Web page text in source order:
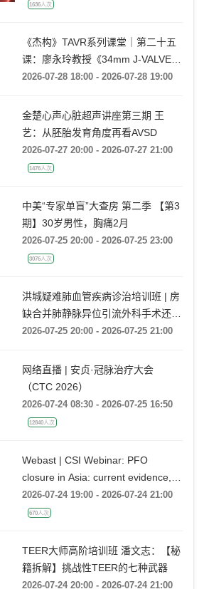
1636人次
《杰构》TAVR系列课堂｜第二十五
课：廖永玲教授《34mm J-VALVE
TF 治疗超大瓣环AR的实战经验》
2026-07-28 18:00 - 2026-07-28 19:00
金楚心声心脏超声讲座第三期 王
艺：从胚胎发育角度再看AVSD
2026-07-27 20:00 - 2026-07-27 21:00
1476人次
中美“专家单盲”大查房 第二季 【第3
期】30岁男性，胸痛2月
2026-07-25 20:00 - 2026-07-25 23:00
3076人次
洪城疑难肺血管疾病诊治培训班 | 房
缺合并肺静脉异位引流外科手术还是
药物保守治疗?
2026-07-25 20:00 - 2026-07-25 21:00
网络直播 | 安贞·冠脉治疗大会
（CTC 2026）
2026-07-24 08:30 - 2026-07-25 16:50
12840人次
Webast | CSI Webinar: PFO
closure in Asia: current evidence,
emerging indications and future
directions
2026-07-24 19:00 - 2026-07-24 21:00
670人次
TEER大师高阶培训班 潘文志：【秘
籍拆解】挑战性TEER的七种武器
2026-07-24 20:00 - 2026-07-24 21:00